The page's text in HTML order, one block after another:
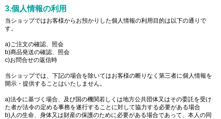
3.個人情報の利用
当ショップではお客様からお預かりした個人情報の利用目的は以下の通りで
す。
a)ご注文の確認、照会
b)商品発送の確認、照会
c)お問合せの返信時
当ショップでは、下記の場合を除いてはお客様の断りなく第三者に個人情報を
開示・提供することはいたしません。
a)法令に基づく場合、及び国の機関若しくは地方公共団体又はその委託を受け
た者が法令の定める事務を遂行することに対して協力する必要がある場合
b)人の生命、身体又は財産の保護のために必要がある場合であって、本人の同